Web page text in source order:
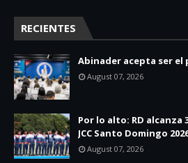
RECIENTES
Abinader acepta ser el
August 07, 2026
Por lo alto: RD alcanza
JCC Santo Domingo
August 07, 2026